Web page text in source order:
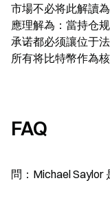
市場不必将此解讀
應理解為：當持仓
承诺都必须讓位于
所有将比特幣作為
FAQ
問：Michael Saylor